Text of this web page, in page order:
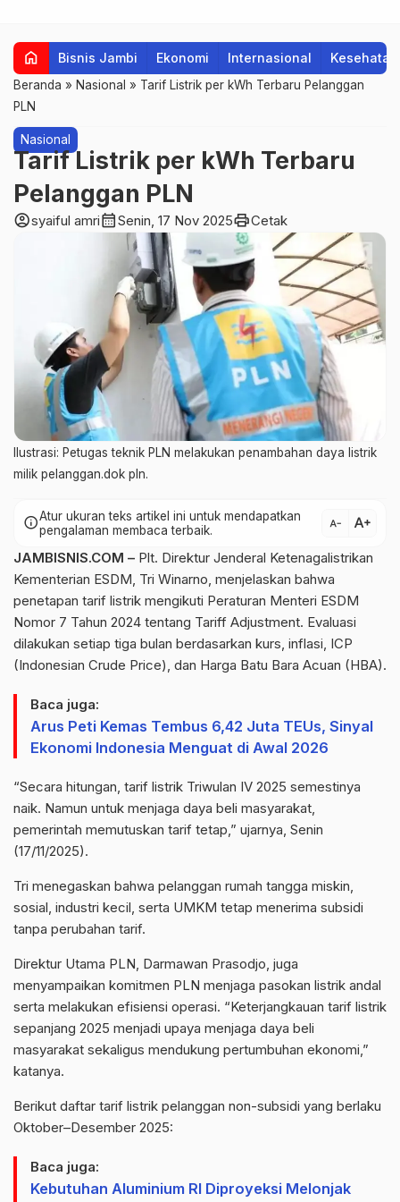
home Bisnis Jambi Ekonomi Internasional Kesehatan
Beranda » Nasional » Tarif Listrik per kWh Terbaru Pelanggan
PLN
Nasional
Tarif Listrik per kWh Terbaru
Pelanggan PLN
account_circlesyaiful amricalendar_monthSenin, 17 Nov 2025printCetak
Ilustrasi: Petugas teknik PLN melakukan penambahan daya listrik
milik pelanggan.dok pln.
infoAtur ukuran teks artikel ini untuk mendapatkan
pengalaman membaca terbaik.
text_decrease text_increase
JAMBISNIS.COM – Plt. Direktur Jenderal Ketenagalistrikan
Kementerian ESDM, Tri Winarno, menjelaskan bahwa
penetapan tarif listrik mengikuti Peraturan Menteri ESDM
Nomor 7 Tahun 2024 tentang Tariff Adjustment. Evaluasi
dilakukan setiap tiga bulan berdasarkan kurs, inflasi, ICP
(Indonesian Crude Price), dan Harga Batu Bara Acuan (HBA).
Baca juga:
Arus Peti Kemas Tembus 6,42 Juta TEUs, Sinyal
Ekonomi Indonesia Menguat di Awal 2026
“Secara hitungan, tarif listrik Triwulan IV 2025 semestinya
naik. Namun untuk menjaga daya beli masyarakat,
pemerintah memutuskan tarif tetap,” ujarnya, Senin
(17/11/2025).
Tri menegaskan bahwa pelanggan rumah tangga miskin,
sosial, industri kecil, serta UMKM tetap menerima subsidi
tanpa perubahan tarif.
Direktur Utama PLN, Darmawan Prasodjo, juga
menyampaikan komitmen PLN menjaga pasokan listrik andal
serta melakukan efisiensi operasi. “Keterjangkauan tarif listrik
sepanjang 2025 menjadi upaya menjaga daya beli
masyarakat sekaligus mendukung pertumbuhan ekonomi,”
katanya.
Berikut daftar tarif listrik pelanggan non-subsidi yang berlaku
Oktober–Desember 2025:
Baca juga:
Kebutuhan Aluminium RI Diproyeksi Melonjak